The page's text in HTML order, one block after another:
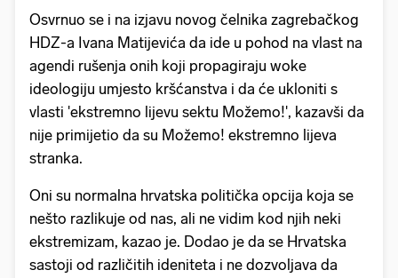
Osvrnuo se i na izjavu novog čelnika zagrebačkog
HDZ-a Ivana Matijevića da ide u pohod na vlast na
agendi rušenja onih koji propagiraju woke
ideologiju umjesto kršćanstva i da će ukloniti s
vlasti 'ekstremno lijevu sektu Možemo!', kazavši da
nije primijetio da su Možemo! ekstremno lijeva
stranka.
Oni su normalna hrvatska politička opcija koja se
nešto razlikuje od nas, ali ne vidim kod njih neki
ekstremizam, kazao je. Dodao je da se Hrvatska
sastoji od različitih ideniteta i ne dozvoljava da